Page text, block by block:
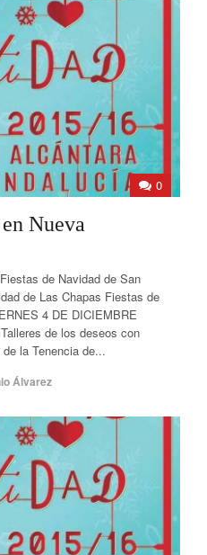
0
Nueva
de Navidad de San
de Las Chapas Fiestas de
4 DE DICIEMBRE
de los deseos con
la Tenencia de...
Álvarez